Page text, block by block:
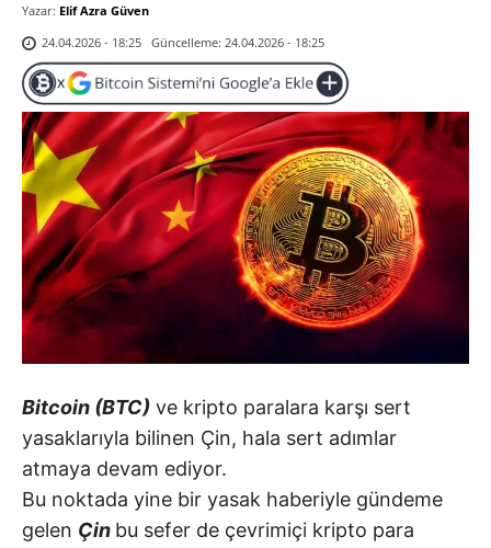
Yazar: Elif Azra Güven
24.04.2026 - 18:25 Güncelleme: 24.04.2026 - 18:25
Bitcoin (BTC) ve kripto paralara karşı sert
yasaklarıyla bilinen Çin, hala sert adımlar
atmaya devam ediyor.
Bu noktada yine bir yasak haberiyle gündeme
gelen Çin bu sefer de çevrimiçi kripto para